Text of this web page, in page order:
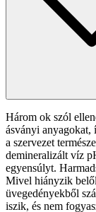
Három ok szól
ásványi anyagokat,
a szervezet
demineralizált víz
egyensúlyt.
Mivel hiányzik
üvegedényekből
iszik, és nem